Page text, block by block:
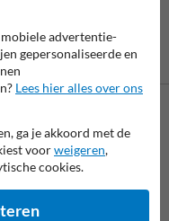
achteraf
te bereiken op 038-
of vul het
mogelijk.
advertentie-
gepersonaliseerde en
Lees hier alles over ons
ga je akkoord met de
voorweigeren,
cookies.